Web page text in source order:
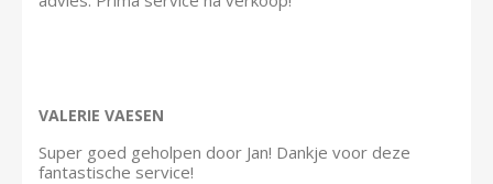
VALERIE VAESEN
Super goed geholpen door Jan! Dankje voor deze
fantastische service!